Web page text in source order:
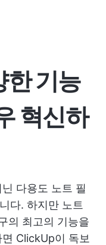
기능
혁신하
다용도 노트 필
다. 하지만 노트
의 최고의 기능을
ClickUp이 독보